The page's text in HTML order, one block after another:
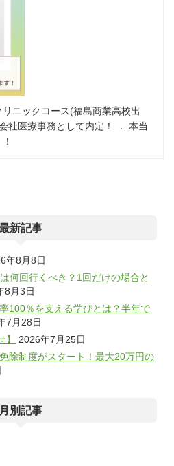
ニックコース(福島商業高校出
社医療事務として内定！ ． 本当
新記事
年8月8日
何回行くべき？1回だけの場合と
8月3日
100％を支える学びとは？半年で
7月28日
2026年7月25日
除制度がスタート！最大20万円の
月別記事